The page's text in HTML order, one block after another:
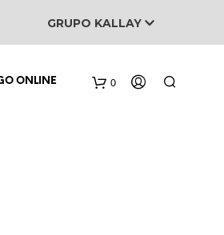
GRUPO KALLAY
0
ONLINE